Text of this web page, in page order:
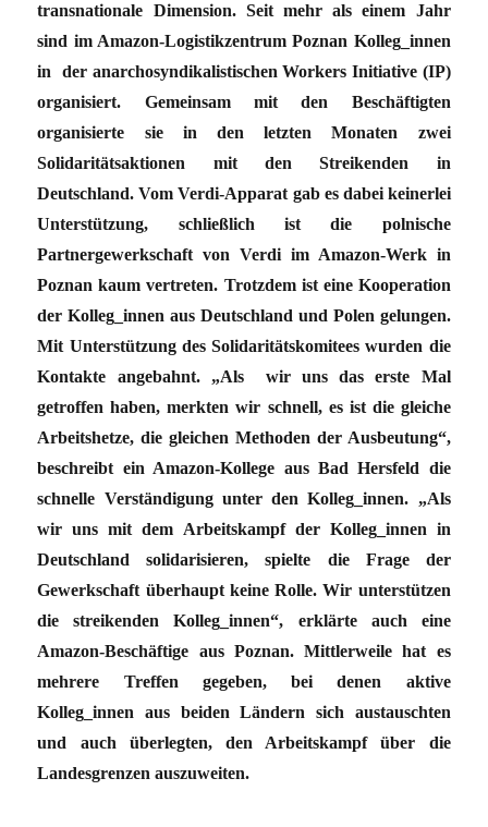
transnationale Dimension. Seit mehr als einem Jahr
sind im Amazon-Logistikzentrum Poznan Kolleg_innen
in der anarchosyndikalistischen Workers Initiative (IP)
organisiert. Gemeinsam mit den Beschäftigten
organisierte sie in den letzten Monaten zwei
Solidaritätsaktionen mit den Streikenden in
Deutschland. Vom Verdi-Apparat gab es dabei keinerlei
Unterstützung, schließlich ist die polnische
Partnergewerkschaft von Verdi im Amazon-Werk in
Poznan kaum vertreten. Trotzdem ist eine Kooperation
der Kolleg_innen aus Deutschland und Polen gelungen.
Mit Unterstützung des Solidaritätskomitees wurden die
Kontakte angebahnt. „Als wir uns das erste Mal
getroffen haben, merkten wir schnell, es ist die gleiche
Arbeitshetze, die gleichen Methoden der Ausbeutung“,
beschreibt ein Amazon-Kollege aus Bad Hersfeld die
schnelle Verständigung unter den Kolleg_innen. „Als
wir uns mit dem Arbeitskampf der Kolleg_innen in
Deutschland solidarisieren, spielte die Frage der
Gewerkschaft überhaupt keine Rolle. Wir unterstützen
die streikenden Kolleg_innen“, erklärte auch eine
Amazon-Beschäftige aus Poznan. Mittlerweile hat es
mehrere Treffen gegeben, bei denen aktive
Kolleg_innen aus beiden Ländern sich austauschten
und auch überlegten, den Arbeitskampf über die
Landesgrenzen auszuweiten.